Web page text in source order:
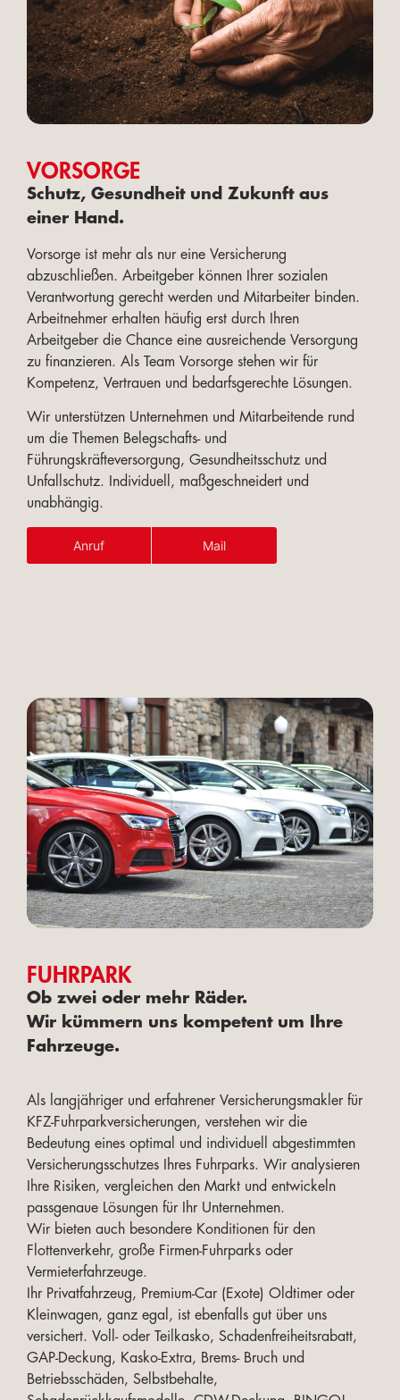
VORSORGE
Schutz, Gesundheit und Zukunft aus
einer Hand.
Vorsorge ist mehr als nur eine Versicherung
abzuschließen. Arbeitgeber können Ihrer sozialen
Verantwortung gerecht werden und Mitarbeiter binden.
Arbeitnehmer erhalten häufig erst durch Ihren
Arbeitgeber die Chance eine ausreichende Versorgung
zu finanzieren. Als Team Vorsorge stehen wir für
Kompetenz, Vertrauen und bedarfsgerechte Lösungen.
Wir unterstützen Unternehmen und Mitarbeitende rund
um die Themen Belegschafts- und
Führungskräfteversorgung, Gesundheitsschutz und
Unfallschutz. Individuell, maßgeschneidert und
unabhängig.
Anruf Mail
FUHRPARK
Ob zwei oder mehr Räder.
Wir kümmern uns kompetent um Ihre
Fahrzeuge.
Als langjähriger und erfahrener Versicherungsmakler für
KFZ-Fuhrparkversicherungen, verstehen wir die
Bedeutung eines optimal und individuell abgestimmten
Versicherungsschutzes Ihres Fuhrparks. Wir analysieren
Ihre Risiken, vergleichen den Markt und entwickeln
passgenaue Lösungen für Ihr Unternehmen.
Wir bieten auch besondere Konditionen für den
Flottenverkehr, große Firmen-Fuhrparks oder
Vermieterfahrzeuge.
Ihr Privatfahrzeug, Premium-Car (Exote) Oldtimer oder
Kleinwagen, ganz egal, ist ebenfalls gut über uns
versichert. Voll- oder Teilkasko, Schadenfreiheitsrabatt,
GAP-Deckung, Kasko-Extra, Brems- Bruch und
Betriebsschäden, Selbstbehalte,